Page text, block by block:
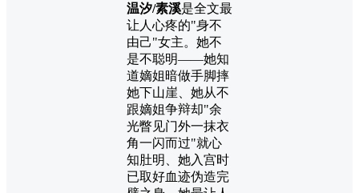
温汐/素溪是全文最
让人心疼的"身不
由己"女主。她不
是不聪明——她知
道嫡姐暗做手脚摔
她下山崖、她从不
跟嫡姐争辩却"余
光瞥见门外一抹衣
角一闪而过"就心
知肚明、她入宫时
已取好血迹伪造完